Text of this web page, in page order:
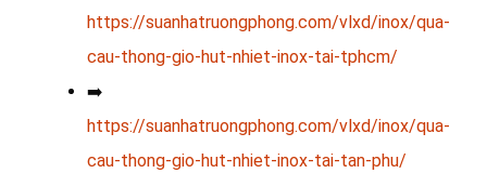
https://suanhatruongphong.com/vlxd/inox/qua-
cau-thong-gio-hut-nhiet-inox-tai-tphcm/
➡️
https://suanhatruongphong.com/vlxd/inox/qua-
cau-thong-gio-hut-nhiet-inox-tai-tan-phu/